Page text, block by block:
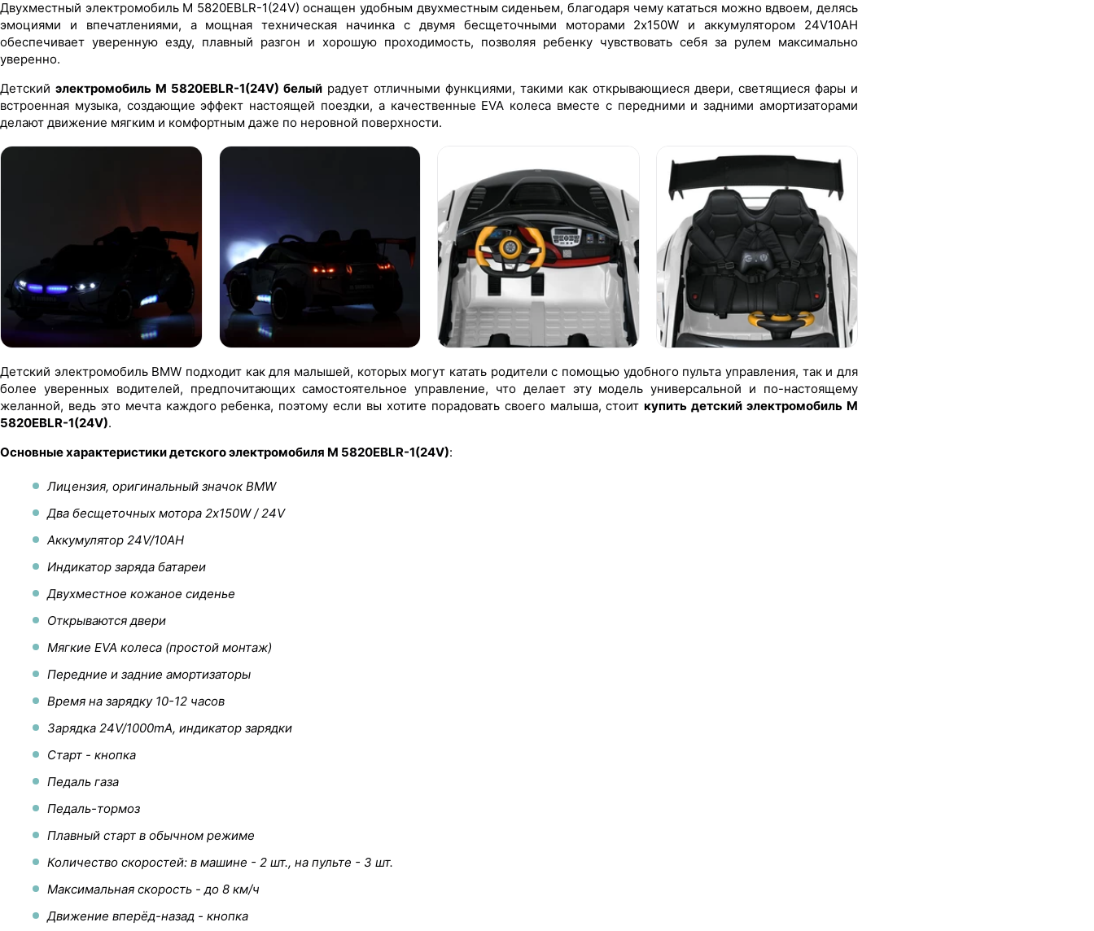
Двухместный электромобиль M 5820EBLR-1(24V) оснащен удобным двухместным сиденьем, благодаря чему кататься можно вдвоем, делясь
эмоциями и впечатлениями, а мощная техническая начинка с двумя бесщеточными моторами 2х150W и аккумулятором 24V10AH
обеспечивает уверенную езду, плавный разгон и хорошую проходимость, позволяя ребенку чувствовать себя за рулем максимально
уверенно.
Детский электромобиль M 5820EBLR-1(24V) белый радует отличными функциями, такими как открывающиеся двери, светящиеся фары и
встроенная музыка, создающие эффект настоящей поездки, а качественные EVA колеса вместе с передними и задними амортизаторами
делают движение мягким и комфортным даже по неровной поверхности.
Детский электромобиль BMW подходит как для малышей, которых могут катать родители с помощью удобного пульта управления, так и для
более уверенных водителей, предпочитающих самостоятельное управление, что делает эту модель универсальной и по-настоящему
желанной, ведь это мечта каждого ребенка, поэтому если вы хотите порадовать своего малыша, стоиткупить детский электромобиль M
5820EBLR-1(24V).
Основные характеристики детского электромобиля M 5820EBLR-1(24V):
Лицензия, оригинальный значок BMW
Два бесщеточных мотора 2х150W / 24V
Аккумулятор 24V/10AH
Индикатор заряда батареи
Двухместное кожаное сиденье
Открываются двери
Мягкие EVA колеса (простой монтаж)
Передние и задние амортизаторы
Время на зарядку 10-12 часов
Зарядка 24V/1000mA, индикатор зарядки
Старт - кнопка
Педаль газа
Педаль-тормоз
Плавный старт в обычном режиме
Количество скоростей: в машине - 2 шт., на пульте - 3 шт.
Максимальная скорость - до 8 км/ч
Движение вперёд-назад - кнопка